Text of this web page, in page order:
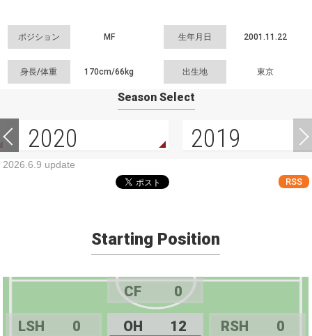
ポジション MF 生年月日 2001.11.22
身長/体重 170cm/66kg 出生地 東京
Season Select
2020 2019
2026.6.9 update
RSS
Starting Position
CF 0
LSH 0 OH 12 RSH 0